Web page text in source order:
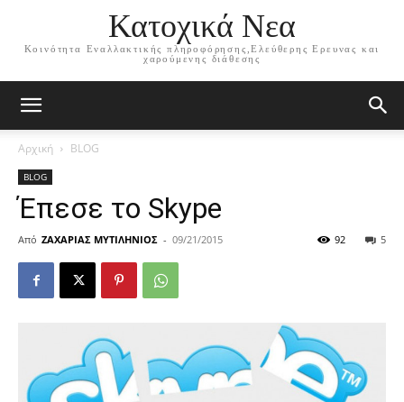
Κατοχικά Νεα
Κοινότητα Εναλλακτικής πληροφόρησης,Ελεύθερης Ερευνας και
χαρούμενης διάθεσης
Αρχική BLOG
BLOG
Έπεσε το Skype
Από ΖΑΧΑΡΙΑΣ ΜΥΤΙΛΗΝΙΟΣ - 09/21/2015 5
92